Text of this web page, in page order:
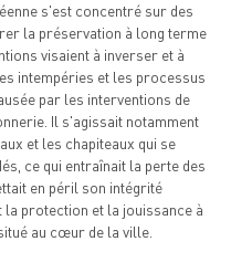
s'est concentré sur des
la préservation à long terme
visaient à inverser et à
intempéries et les processus
par les interventions de
Il s'agissait notamment
et les chapiteaux qui se
ce qui entraînait la perte des
en péril son intégrité
protection et la jouissance à
au cœur de la ville.